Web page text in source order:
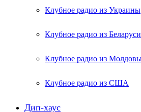
Клубное радио из Украины
Клубное радио из Беларуси
Клубное радио из
Клубное радио из США
Дип-хаус